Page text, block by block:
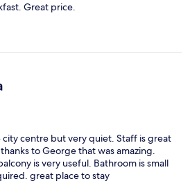
Great price.
city centre but very quiet. Staff is great
to George that was amazing.
is very useful. Bathroom is small
great place to stay